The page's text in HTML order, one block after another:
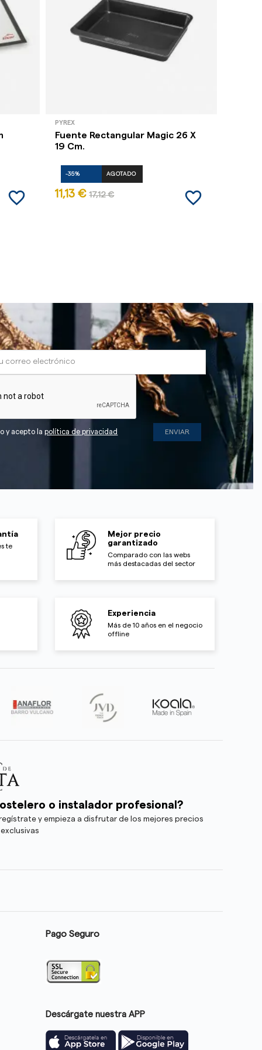
favorite_border
PYREX
Fuente Rectangular Magic 26 X
19 Cm.
-35% AGOTADO
11,13 € 17,12 € favorite_border
y acepto lapolítica de privacidad
te
Mejor precio
garantizado
Comparado con las webs
más destacadas del sector
Experiencia
Más de 10 años en el negocio
offline
o instalador profesional?
y empieza a disfrutar de los mejores precios
Pago Seguro
Descárgate nuestra APP